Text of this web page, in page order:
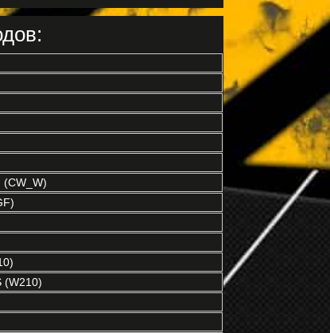
(CW_W)
(W210)